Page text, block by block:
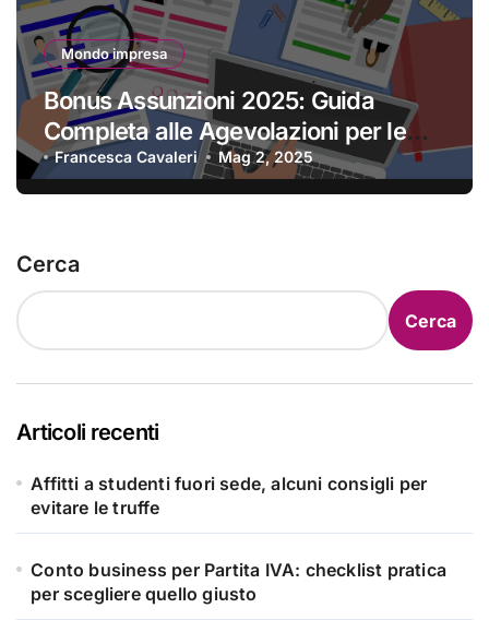
Mondo impresa
Bonus Assunzioni 2025: Guida
Completa alle Agevolazioni per le
Imprese
Francesca Cavaleri Mag 2, 2025
Cerca
Cerca
Articoli recenti
Affitti a studenti fuori sede, alcuni consigli per
evitare le truffe
Conto business per Partita IVA: checklist pratica
per scegliere quello giusto